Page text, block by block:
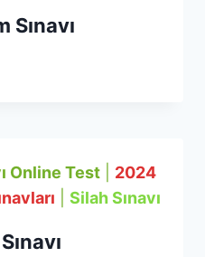
Sınavı
Online Test
2024
Silah Sınavı